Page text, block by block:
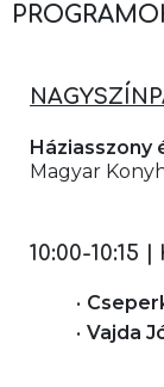
Háziasszony
Magyar
10:00-10:15
Vajda